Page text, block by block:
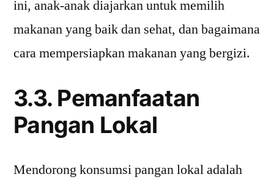
ini, anak-anak diajarkan untuk memilih
makanan yang baik dan sehat, dan bagaimana
cara mempersiapkan makanan yang bergizi.
3.3. Pemanfaatan
Pangan Lokal
Mendorong konsumsi pangan lokal adalah